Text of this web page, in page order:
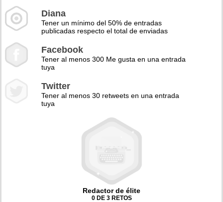
Diana
Tener un mínimo del 50% de entradas
publicadas respecto el total de enviadas
Facebook
Tener al menos 300 Me gusta en una entrada
tuya
Twitter
Tener al menos 30 retweets en una entrada
tuya
Redactor de élite
0 DE 3 RETOS